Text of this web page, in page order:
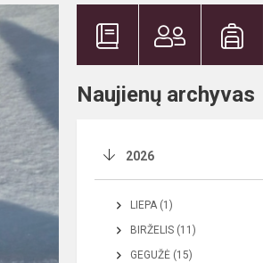
Naujienų archyvas
2026
LIEPA (1)
BIRŽELIS (11)
GEGUŽĖ (15)